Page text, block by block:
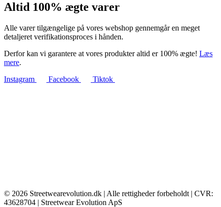
Altid 100% ægte varer
Alle varer tilgængelige på vores webshop gennemgår en meget
detaljeret verifikationsproces i hånden.
Derfor kan vi garantere at vores produkter altid er 100% ægte! Læs
mere.
Instagram
Facebook Tiktok
© 2026 Streetwearevolution.dk | Alle rettigheder forbeholdt | CVR:
43628704 | Streetwear Evolution ApS